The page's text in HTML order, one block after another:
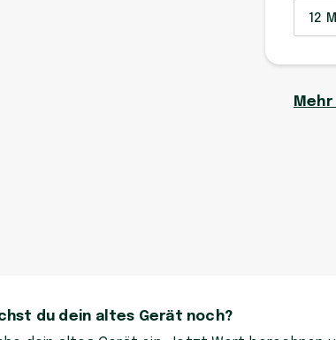
12
du dein altes Gerät noch?